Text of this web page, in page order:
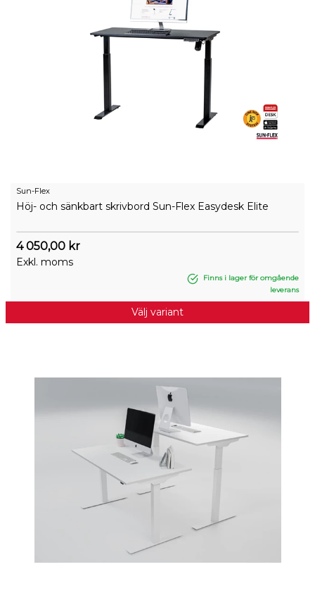
Sun-Flex
Höj- och sänkbart skrivbord Sun-Flex Easydesk Elite
4 050,00 kr
Exkl. moms
Finns i lager för omgående
leverans
Välj variant